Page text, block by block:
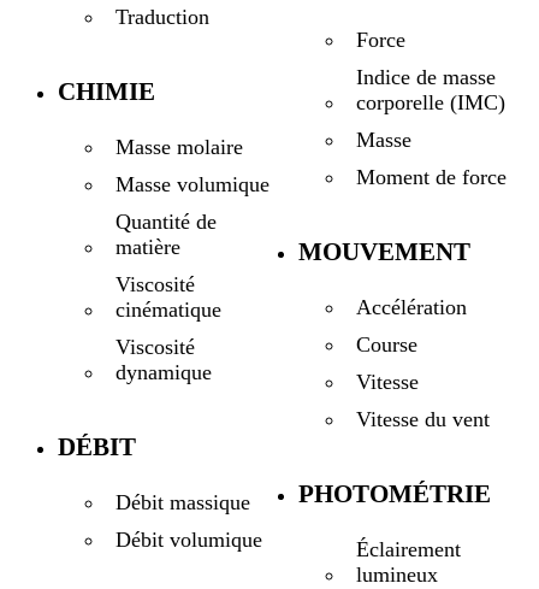
Traduction
CHIMIE
Masse molaire
Masse volumique
Quantité de
matière
Viscosité
cinématique
Viscosité
dynamique
DÉBIT
Débit massique
Débit volumique
Force
Indice de masse
corporelle (IMC)
Masse
Moment de force
MOUVEMENT
Accélération
Course
Vitesse
Vitesse du vent
PHOTOMÉTRIE
Éclairement
lumineux